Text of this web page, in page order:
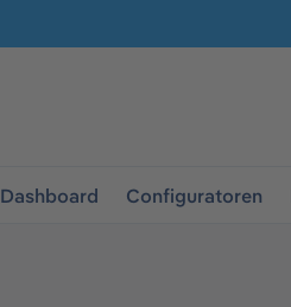
Ga naar navigatie B2B-
Dashboard Configuratoren